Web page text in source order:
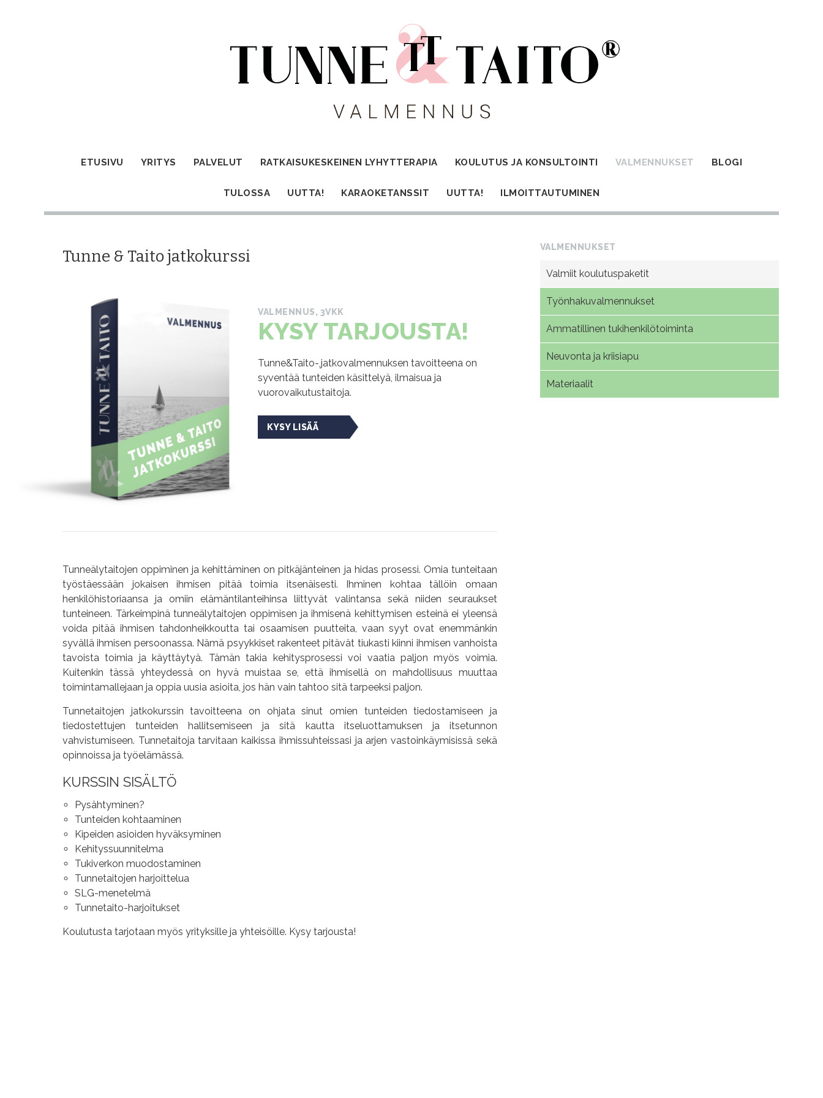
ETUSIVU YRITYS PALVELUT RATKAISUKESKEINEN LYHYTTERAPIA KOULUTUS JA KONSULTOINTI VALMENNUKSET BLOGI
TULOSSA UUTTA! KARAOKETANSSIT UUTTA! ILMOITTAUTUMINEN
Tunne & Taito jatkokurssi
VALMENNUS, 3VKK
KYSY TARJOUSTA!
Tunne&Taito-,jatkovalmennuksen tavoitteena on
syventää tunteiden käsittelyä, ilmaisua ja
vuorovaikutustaitoja.
KYSY LISÄÄ
Tunneälytaitojen oppiminen ja kehittäminen on pitkäjänteinen ja hidas prosessi. Omia tunteitaan
työstäessään jokaisen ihmisen pitää toimia itsenäisesti. Ihminen kohtaa tällöin omaan
henkilöhistoriaansa ja omiin elämäntilanteihinsa liittyvät valintansa sekä niiden seuraukset
tunteineen. Tärkeimpinä tunneälytaitojen oppimisen ja ihmisenä kehittymisen esteinä ei yleensä
voida pitää ihmisen tahdonheikkoutta tai osaamisen puutteita, vaan syyt ovat enemmänkin
syvällä ihmisen persoonassa. Nämä psyykkiset rakenteet pitävät tiukasti kiinni ihmisen vanhoista
tavoista toimia ja käyttäytyä. Tämän takia kehitysprosessi voi vaatia paljon myös voimia.
Kuitenkin tässä yhteydessä on hyvä muistaa se, että ihmisellä on mahdollisuus muuttaa
toimintamallejaan ja oppia uusia asioita, jos hän vain tahtoo sitä tarpeeksi paljon.
Tunnetaitojen jatkokurssin tavoitteena on ohjata sinut omien tunteiden tiedostamiseen ja
tiedostettujen tunteiden hallitsemiseen ja sitä kautta itseluottamuksen ja itsetunnon
vahvistumiseen. Tunnetaitoja tarvitaan kaikissa ihmissuhteissasi ja arjen vastoinkäymisissä sekä
opinnoissa ja työelämässä.
KURSSIN SISÄLTÖ
Pysähtyminen?
Tunteiden kohtaaminen
Kipeiden asioiden hyväksyminen
Kehityssuunnitelma
Tukiverkon muodostaminen
Tunnetaitojen harjoittelua
SLG-menetelmä
Tunnetaito-harjoitukset
Koulutusta tarjotaan myös yrityksille ja yhteisöille. Kysy tarjousta!
VALMENNUKSET
Valmiit koulutuspaketit
Työnhakuvalmennukset
Ammatillinen tukihenkilötoiminta
Neuvonta ja kriisiapu
Materiaalit